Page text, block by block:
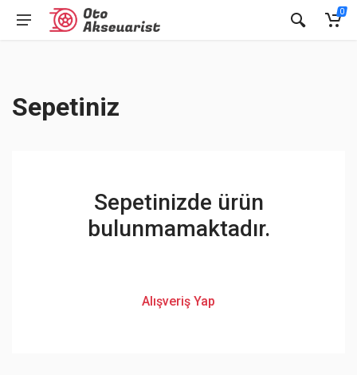
0
Sepetiniz
Sepetinizde ürün
bulunmamaktadır.
Alışveriş Yap